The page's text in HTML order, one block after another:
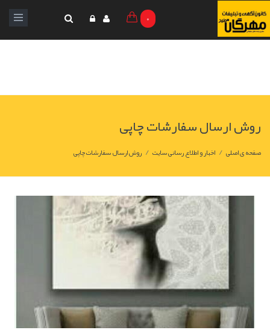
0
روش ارسال سفارشات چاپی
صفحه ی اصلی / اخبار و اطلاع رسانی سایت / روش ارسال سفارشات چاپی